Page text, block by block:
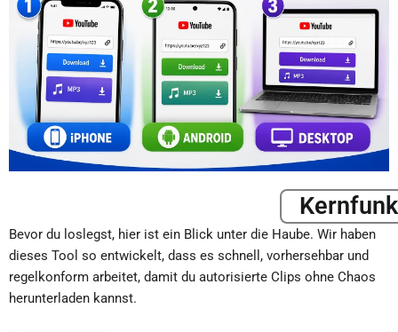
Bevor du loslegst, hier ist ein Blick unter die Haube. Wir haben
dieses Tool so entwickelt, dass es schnell, vorhersehbar und
regelkonform arbeitet, damit du autorisierte Clips ohne Chaos
herunterladen kannst.